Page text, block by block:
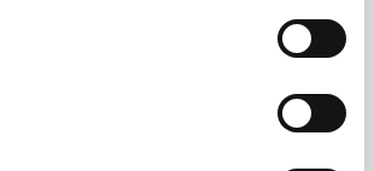
esterno all’ERP Oracle
per
operativa, accesso
da parte di utenti non
semplificata e